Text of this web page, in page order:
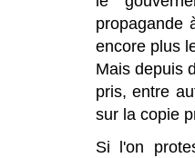
propagande
encore plus
Mais depuis
pris, entre
sur la copie
Si l'on